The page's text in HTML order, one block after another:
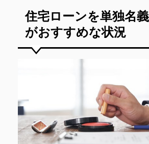
住宅ローンを単独名
がおすすめな状況